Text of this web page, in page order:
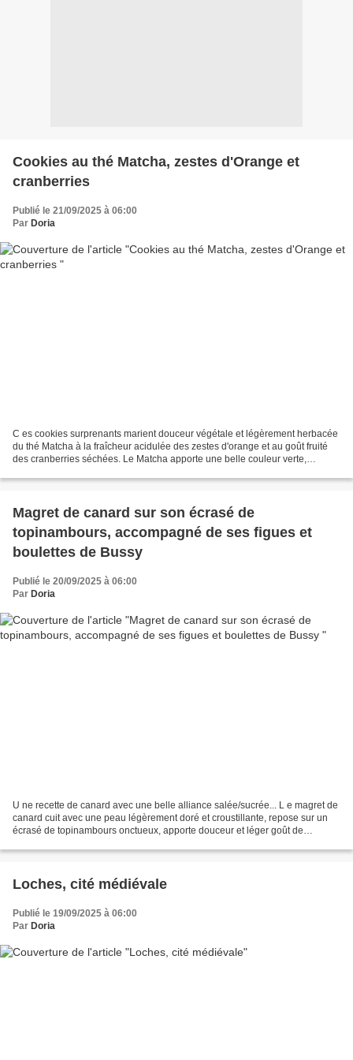
Cookies au thé Matcha, zestes d'Orange et
cranberries
Publié le 21/09/2025 à 06:00
Par Doria
C es cookies surprenants marient douceur végétale et légèrement herbacée
du thé Matcha à la fraîcheur acidulée des zestes d'orange et au goût fruité
des cranberries séchées. Le Matcha apporte une belle couleur verte,
Magret de canard sur son écrasé de
topinambours, accompagné de ses figues et
boulettes de Bussy
Publié le 20/09/2025 à 06:00
Par Doria
U ne recette de canard avec une belle alliance salée/sucrée... L e magret de
canard cuit avec une peau légèrement doré et croustillante, repose sur un
écrasé de topinambours onctueux, apporte douceur et léger goût de
Loches, cité médiévale
Publié le 19/09/2025 à 06:00
Par Doria